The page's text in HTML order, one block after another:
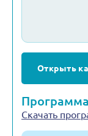
Открыть
Скачать